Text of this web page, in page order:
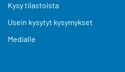
Kysy tilastoista
Usein kysytyt kysymykset
Medialle